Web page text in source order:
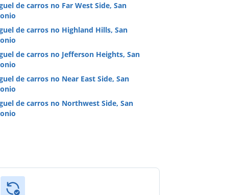
de carros no Far West Side, San
de carros no Highland Hills, San
de carros no Jefferson Heights, San
de carros no Near East Side, San
de carros no Northwest Side, San